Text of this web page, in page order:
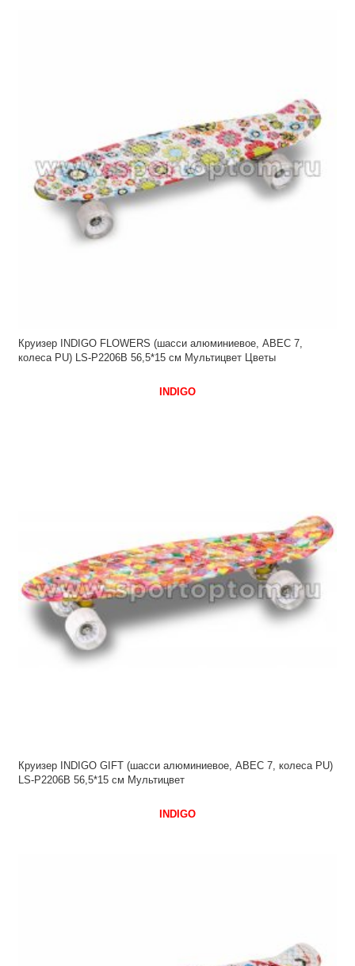
Круизер INDIGO FLOWERS (шасси алюминиевое, ABEC 7,
колеса PU) LS-P2206B 56,5*15 см Мультицвет Цветы
INDIGO
Круизер INDIGO GIFT (шасси алюминиевое, ABEC 7, колеса PU)
LS-P2206B 56,5*15 см Мультицвет
INDIGO